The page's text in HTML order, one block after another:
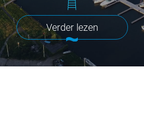
Verder lezen